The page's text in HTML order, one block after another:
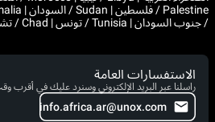
/ جنوب السودان | Tunisia / تونس | Chad / تشاد
الاستفسارات العامة
راسلنا عبر البريد الإلكتروني وسنرد عليك في أقرب
info.africa.ar@unox.com